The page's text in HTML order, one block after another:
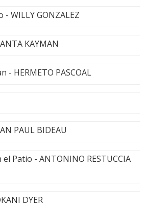
WILLY GONZALEZ
KAYMAN
- HERMETO PASCOAL
PAUL BIDEAU
Patio - ANTONINO RESTUCCIA
DYER